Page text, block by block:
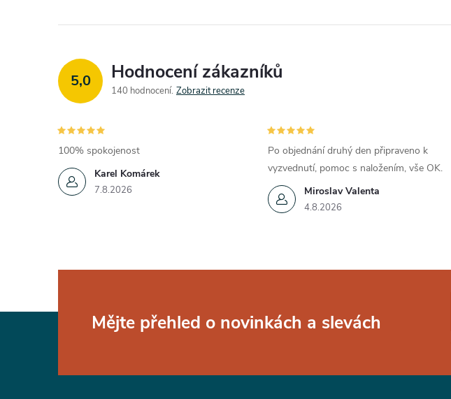
5,0 Hodnocení zákazníků
140 hodnocení Zobrazit recenze
Karel Komárek
7.8.2026
100% spokojenost
Miroslav Valenta
4.8.2026
Po objednání druhý den připraveno k
vyzvednutí, pomoc s naložením, vše OK.
Mějte přehled o novinkách a slevách